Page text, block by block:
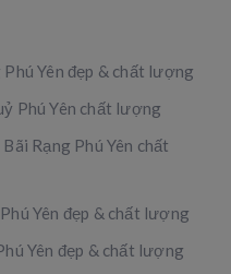
Yên đẹp & chất lượng
Phú Yên chất lượng
Rạng Phú Yên chất
Yên đẹp & chất lượng
Yên đẹp & chất lượng